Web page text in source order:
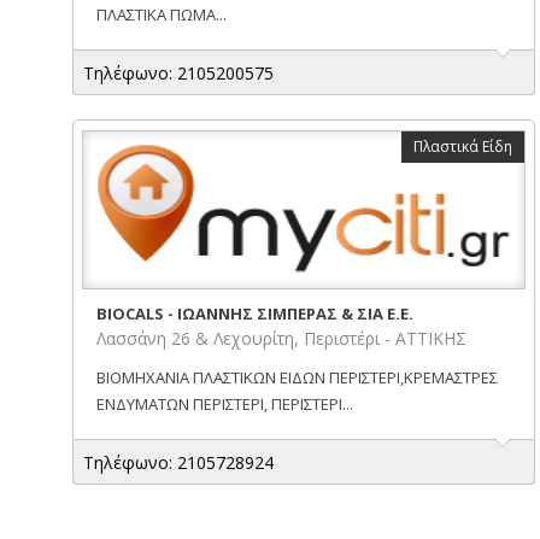
ΠΛΑΣΤΙΚΑ ΠΩΜΑ...
Τηλέφωνο: 2105200575
Πλαστικά Είδη
BIOCALS - ΙΩΑΝΝΗΣ ΣΙΜΠΕΡΑΣ & ΣΙΑ Ε.Ε.
Λασσάνη 26 & Λεχουρίτη, Περιστέρι - ΑΤΤΙΚΗΣ
ΒΙΟΜΗΧΑΝΙΑ ΠΛΑΣΤΙΚΩΝ ΕΙΔΩΝ ΠΕΡΙΣΤΕΡΙ,ΚΡΕΜΑΣΤΡΕΣ
ΕΝΔΥΜΑΤΩΝ ΠΕΡΙΣΤΕΡΙ, ΠΕΡΙΣΤΕΡΙ...
Τηλέφωνο: 2105728924